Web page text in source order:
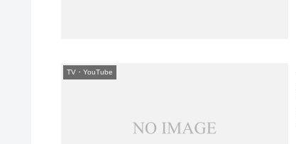
TV・YouTube